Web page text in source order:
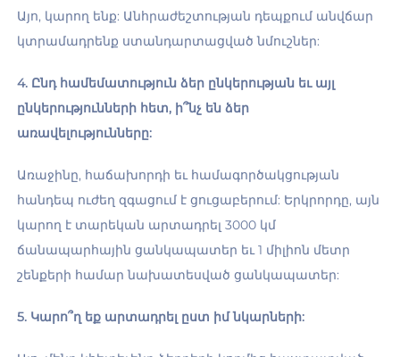
Այո, կարող ենք: Անհրաժեշտության դեպքում անվճար
կտրամադրենք ստանդարտացված նմուշներ:
4. Ընդ համեմատություն ձեր ընկերության եւ այլ
ընկերությունների հետ, ի՞նչ են ձեր
առավելությունները:
Առաջինը, հաճախորդի եւ համագործակցության
հանդեպ ուժեղ զգացում է ցուցաբերում: Երկրորդը, այն
կարող է տարեկան արտադրել 3000 կմ
ճանապարհային ցանկապատեր եւ 1 միլիոն մետր
շենքերի համար նախատեսված ցանկապատեր:
5. Կարո՞ղ եք արտադրել ըստ իմ նկարների: